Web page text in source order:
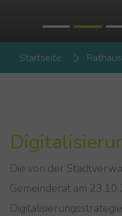
Startseite
Die von der
Gemeinderat am